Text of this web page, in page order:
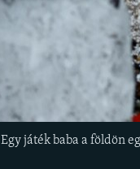
Egy játék baba a földön